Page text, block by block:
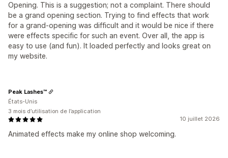
Opening. This is a suggestion; not a complaint. There should
be a grand opening section. Trying to find effects that work
for a grand-opening was difficult and it would be nice if there
were effects specific for such an event. Over all, the app is
easy to use (and fun). It loaded perfectly and looks great on
my website.
10 juillet 2026
Animated effects make my online shop welcoming.
Peak Lashes™
États-Unis
3 mois d’utilisation de l’application